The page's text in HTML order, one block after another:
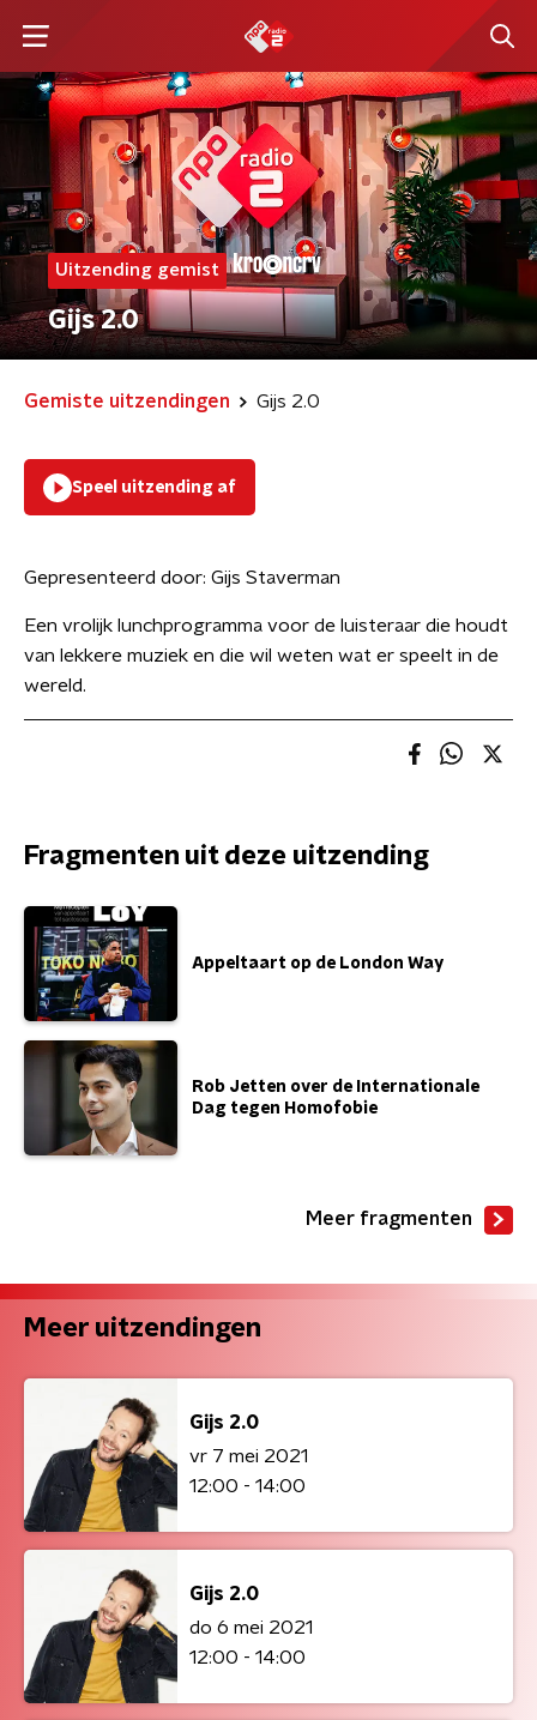
Uitzending gemist
Gijs 2.0
Gemiste uitzendingen Gijs 2.0
Speel uitzending af
Gepresenteerd door: Gijs Staverman
Een vrolijk lunchprogramma voor de luisteraar die houdt
van lekkere muziek en die wil weten wat er speelt in de
wereld.
Fragmenten uit deze uitzending
Appeltaart op de London Way
Rob Jetten over de Internationale
Dag tegen Homofobie
Meer fragmenten
Meer uitzendingen
Gijs 2.0
vr 7 mei 2021
12:00 - 14:00
Gijs 2.0
do 6 mei 2021
12:00 - 14:00